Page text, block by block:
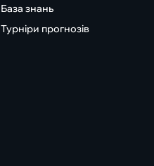
База знань
Турніри прогнозів